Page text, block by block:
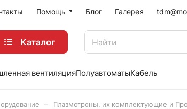
Помощь Блог Галерея
Каталог
вентиляцияПолуавтоматыКабель
Плазмотроны, их комплектующие и